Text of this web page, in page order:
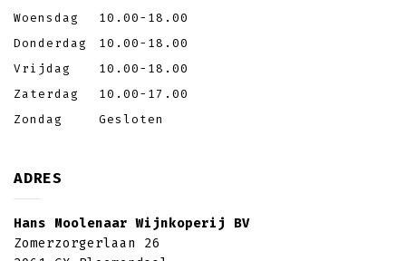
Woensdag
10.00-18.00
Donderdag
10.00-18.00
Vrijdag
10.00-18.00
Zaterdag
10.00-17.00
Zondag
Gesloten
ADRES
Hans Moolenaar Wijnkoperij BV
Zomerzorgerlaan 26